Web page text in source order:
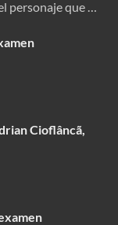
personaje que …
Cioflâncã,